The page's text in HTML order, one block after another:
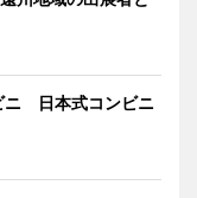
ニ 日本式コンビニ